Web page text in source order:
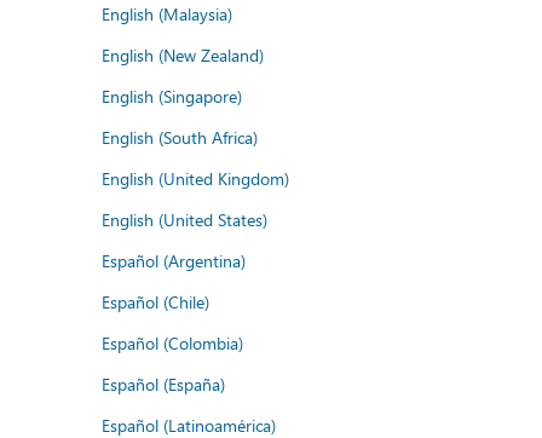
English (Malaysia)
English (New Zealand)
English (Singapore)
English (South Africa)
English (United Kingdom)
English (United States)
Español (Argentina)
Español (Chile)
Español (Colombia)
Español (España)
Español (Latinoamérica)